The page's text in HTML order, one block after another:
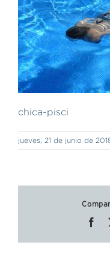
chica-pisci
jueves, 21 de junio de